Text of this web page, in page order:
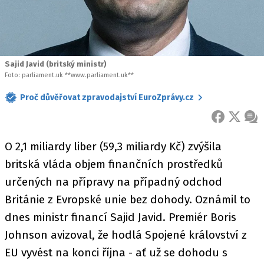
Sajid Javid (britský ministr)
Foto: parliament.uk **www.parliament.uk**
Proč důvěřovat zpravodajství EuroZprávy.cz
FACEBOOK
X
O 2,1 miliardy liber (59,3 miliardy Kč) zvýšila
britská vláda objem finančních prostředků
určených na přípravy na případný odchod
Británie z Evropské unie bez dohody. Oznámil to
dnes ministr financí Sajid Javid. Premiér Boris
Johnson avizoval, že hodlá Spojené království z
EU vyvést na konci října - ať už se dohodu s